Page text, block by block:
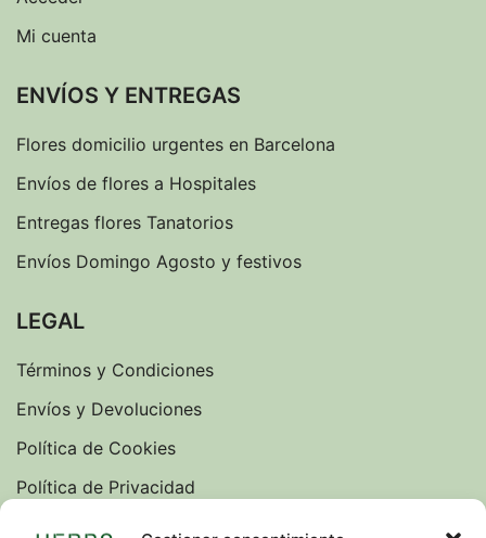
Mi cuenta
ENVÍOS Y ENTREGAS
Flores domicilio urgentes en Barcelona
Envíos de flores a Hospitales
Entregas flores Tanatorios
Envíos Domingo Agosto y festivos
LEGAL
Términos y Condiciones
Envíos y Devoluciones
Política de Cookies
Política de Privacidad